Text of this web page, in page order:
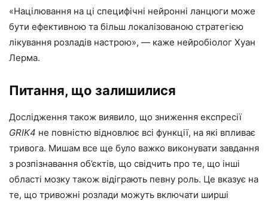
«Націлювання на ці специфічні нейронні ланцюги може
бути ефективною та більш локалізованою стратегією
лікування розладів настрою», — каже нейробіолог Хуан
Лерма.
Питання, що залишилися
Дослідження також виявило, що зниження експресії
GRIK4 не повністю відновлює всі функції, на які впливає
тривога. Мишам все ще було важко виконувати завдання
з розпізнавання об’єктів, що свідчить про те, що інші
області мозку також відіграють певну роль. Це вказує на
те, що тривожні розлади можуть включати ширші